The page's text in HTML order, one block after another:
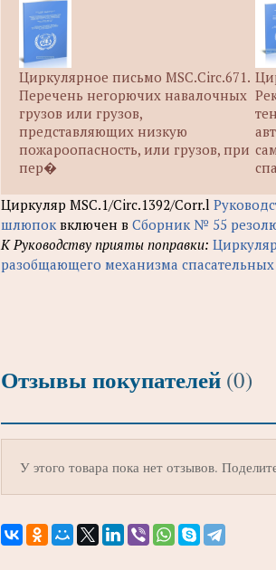
Циркулярное письмо MSC.Circ.671.
Перечень негорючих навалочных
грузов или грузов,
представляющих низкую
пожароопасность, или грузов, при
пер�
Циркуляр MSC.1/Circ.1392/Corr.l
шлюпоквключен в Сборник № 55
К Руководству прияты поправки:
разобщающего механизма
Отзывы покупателей (0)
У этого товара пока нет отзывов.